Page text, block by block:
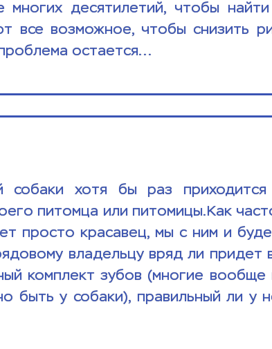
многих десятилетий, чтобы
все возможное, чтобы снизить
остается...
собаки хотя бы раз приходится
питомца или питомицы.Как
просто красавец, мы с ним и
владельцу вряд ли придет
комплект зубов (многие
быть у собаки), правильный ли у